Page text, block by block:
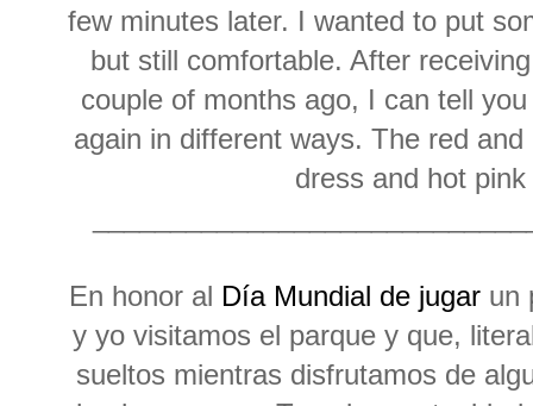
few minutes later. I wanted to put
but still comfortable. After
couple of months ago, I can tell
again in different ways. The red
dress and hot
En honor al Día Mundial de jugarun
y yo visitamos el parque y que,
sueltos mientras disfrutamos de